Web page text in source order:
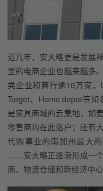
近几年，安大略更是发展
里的电商企业也越来越多
类企业和商行逾10万家，
Target、Home depot等
是家具商城的云集地，如
零售商均在此落户；还有
代购事业的南加州最大
……安大略正逐渐形成一
商、物流仓储和新经济中心